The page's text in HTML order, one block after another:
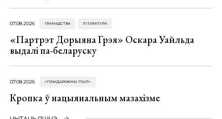
07.08.2026 ГРАМАДСТВА ЛІТАРАТУРА
«Партрэт Дорыяна Грэя» Оскара Уайльда
выдалі па-беларуску
07.08.2026 «ПРЫДАРОЖНЫ ПЫЛ»
Кропка ў нацыянальным мазахізме